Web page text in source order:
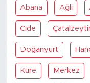
Abana Ağli
Cide
Doğanyurt
Küre Merkez